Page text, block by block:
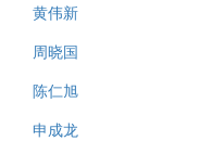
黄伟新
周晓国
陈仁旭
申成龙